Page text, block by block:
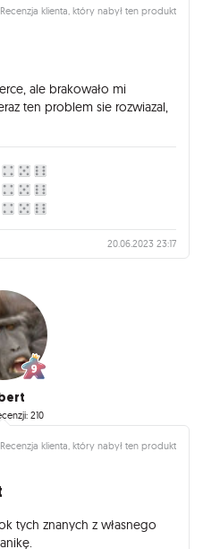
Recenzja klienta, który nabył ten produkt
ale brakowało mi
ten problem sie rozwiazal,
20.06.2023 23:17
210
Recenzja klienta, który nabył ten produkt
tych znanych z własnego